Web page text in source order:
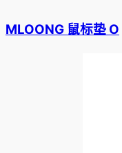
MLOONG 鼠标垫 O